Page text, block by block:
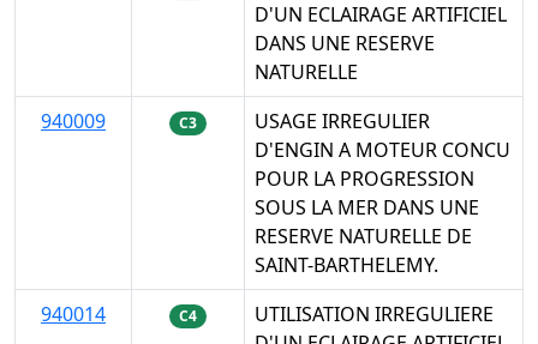
D'UN ECLAIRAGE ARTIFICIEL
DANS UNE RESERVE
NATURELLE
940009
C3
USAGE IRREGULIER
D'ENGIN A MOTEUR CONCU
POUR LA PROGRESSION
SOUS LA MER DANS UNE
RESERVE NATURELLE DE
SAINT-BARTHELEMY.
940014
C4
UTILISATION IRREGULIERE